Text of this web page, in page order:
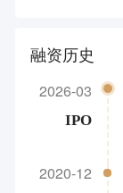
融资历史
2026-03
IPO
2020-12